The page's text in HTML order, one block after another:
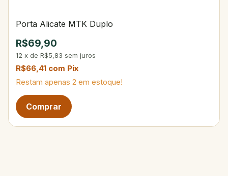
Porta Alicate MTK Duplo
R$69,90
12 x de R$5,83 sem juros
R$66,41 com Pix
Restam apenas 2 em estoque!